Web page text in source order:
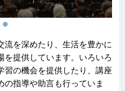
3
を深めたり、生活を豊かに
を提供しています。いろいろ
習の機会を提供したり、講座
指導や助言も行っていま